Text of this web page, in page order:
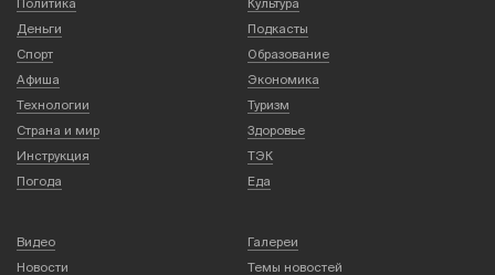
Политика
Культура
Деньги
Подкасты
Спорт
Образование
Афиша
Экономика
Технологии
Туризм
Страна и мир
Здоровье
Инструкция
ТЭК
Погода
Еда
Видео
Галереи
Новости
Темы новостей